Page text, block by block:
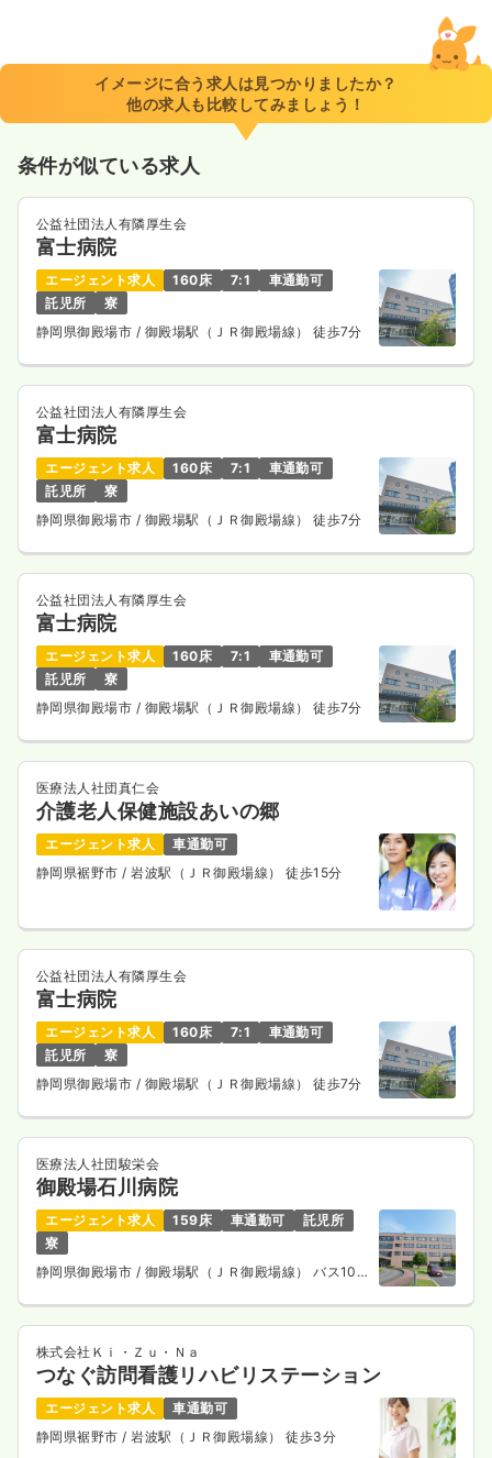
4週8休以上
日勤のみ（パート）
給与 お問い合わせください
時間 8:00～17:00
気になる 詳細を見る
外来正・准看護師
日勤のみ（常勤） 一時募集休止
時間 8:15～17:15（休憩60分）
気になる
イメージに合う求人は見つかりましたか？
他の求人も比較してみましょう！
条件が似ている求人
公益社団法人有隣厚生会
富士病院
エージェント求人 160床 7:1
車通勤可
託児所
寮
静岡県御殿場市 / 御殿場駅（ＪＲ御殿場線） 徒歩7分
公益社団法人有隣厚生会
富士病院
エージェント求人 160床 7:1
車通勤可
託児所
寮
静岡県御殿場市 / 御殿場駅（ＪＲ御殿場線） 徒歩7分
公益社団法人有隣厚生会
富士病院
エージェント求人 160床 7:1
車通勤可
託児所
寮
静岡県御殿場市 / 御殿場駅（ＪＲ御殿場線） 徒歩7分
医療法人社団真仁会
介護老人保健施設あいの郷
エージェント求人
車通勤可
静岡県裾野市/ 岩波駅（ＪＲ御殿場線） 徒歩15分
公益社団法人有隣厚生会
富士病院
エージェント求人 160床 7:1
車通勤可
託児所
寮
静岡県御殿場市 / 御殿場駅（ＪＲ御殿場線） 徒歩7分
医療法人社団駿栄会
御殿場石川病院
エージェント求人 159床 車通勤可
託児所
寮
静岡県御殿場市 / 御殿場駅（ＪＲ御殿場線） バス10
株式会社Ｋｉ・Ｚｕ・Ｎａ
つなぐ訪問看護リハビリステーション
エージェント求人
車通勤可
静岡県裾野市/ 岩波駅（ＪＲ御殿場線） 徒歩3分